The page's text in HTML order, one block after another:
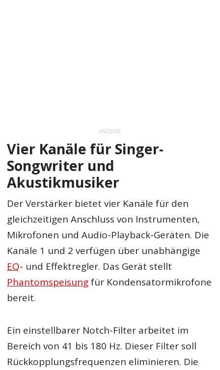
ANZEIGE
Vier Kanäle für Singer-
Songwriter und
Akustikmusiker
Der Verstärker bietet vier Kanäle für den
gleichzeitigen Anschluss von Instrumenten,
Mikrofonen und Audio-Playback-Geräten. Die
Kanäle 1 und 2 verfügen über unabhängige
EQ- und Effektregler. Das Gerät stellt
Phantomspeisungfür Kondensatormikrofone
bereit.
Ein einstellbarer Notch-Filter arbeitet im
Bereich von 41 bis 180 Hz. Dieser Filter soll
Rückkopplungsfrequenzen eliminieren. Die